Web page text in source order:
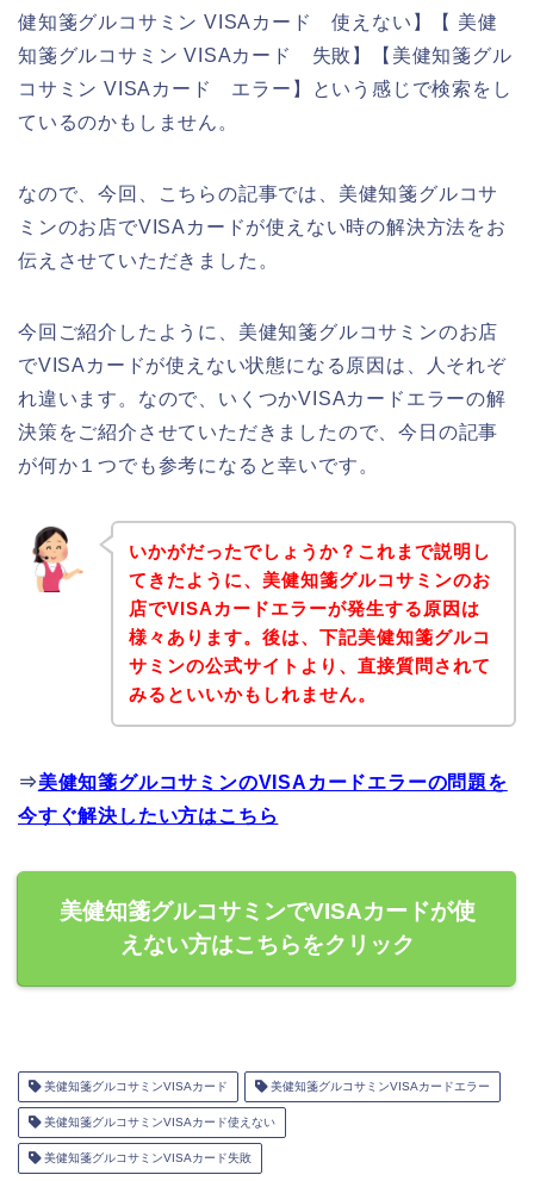
健知箋グルコサミン VISAカード 使えない】【 美健
知箋グルコサミン VISAカード 失敗】【美健知箋グル
コサミン VISAカード エラー】という感じで検索をし
ているのかもしません。
なので、今回、こちらの記事では、美健知箋グルコサ
ミンのお店でVISAカードが使えない時の解決方法をお
伝えさせていただきました。
今回ご紹介したように、美健知箋グルコサミンのお店
でVISAカードが使えない状態になる原因は、人それぞ
れ違います。なので、いくつかVISAカードエラーの解
決策をご紹介させていただきましたので、今日の記事
が何か１つでも参考になると幸いです。
いかがだったでしょうか？これまで説明し
てきたように、美健知箋グルコサミンのお
店でVISAカードエラーが発生する原因は
様々あります。後は、下記美健知箋グルコ
サミンの公式サイトより、直接質問されて
みるといいかもしれません。
⇒美健知箋グルコサミンのVISAカードエラーの問題を
今すぐ解決したい方はこちら
美健知箋グルコサミンでVISAカードが使
えない方はこちらをクリック
美健知箋グルコサミンVISAカード 美健知箋グルコサミンVISAカードエラー
美健知箋グルコサミンVISAカード使えない
美健知箋グルコサミンVISAカード失敗